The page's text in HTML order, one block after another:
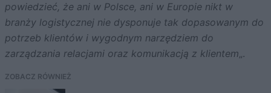
powiedzieć, że ani w Polsce, ani w Europie nikt w
branży logistycznej nie dysponuje tak dopasowanym do
potrzeb klientów i wygodnym narzędziem do
zarządzania relacjami oraz komunikacją z klientem„.
ZOBACZ RÓWNIEŻ